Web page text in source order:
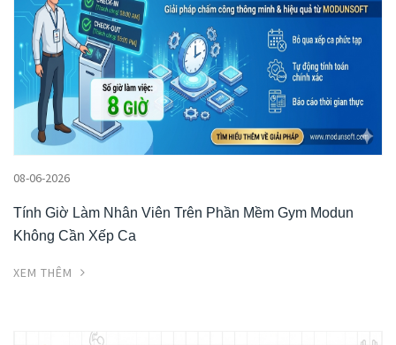
08-06-2026
Tính Giờ Làm Nhân Viên Trên Phần Mềm Gym Modun
Không Cần Xếp Ca
XEM THÊM